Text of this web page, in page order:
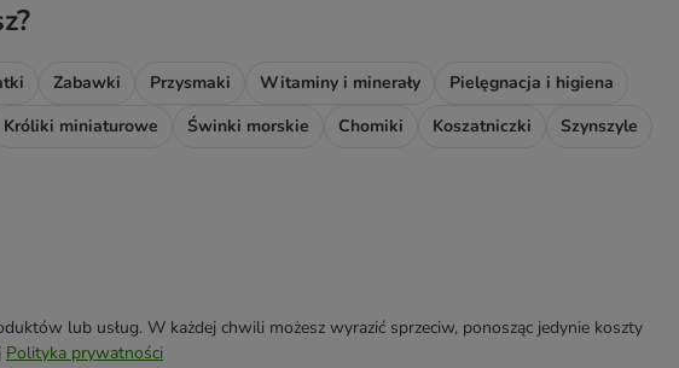
Zabawki Przysmaki Witaminy i minerały
Pielęgnacja i higiena
Króliki miniaturowe Świnki morskie Chomiki Koszatniczki
Szynszyle
lub usług. W każdej chwili możesz wyrazić sprzeciw, ponosząc jedynie koszty
Polityka prywatności